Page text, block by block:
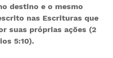
destino e o mesmo
nas Escrituras que
suas próprias ações (2
5:10).